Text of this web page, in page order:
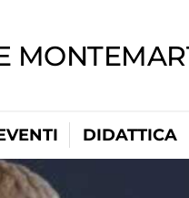
DIDATTICA